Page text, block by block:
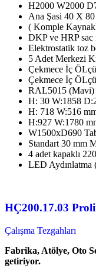
H2000 W2000
Ana Şasi 40 X
( Komple
DKP ve HRP sac
Elektrostatik toz
5 Adet Merkezi
Çekmece İç
Çekmece İç
RAL5015
H: 30 W:1858
H: 718 W:516
H:927 W:1780
W1500xD690
Standart 30 mm
4 adet kapaklı
LED Aydınlatma
HÇ200.17.03
Çalışma Tezgahları
Fabrika, Atölye, Oto
getiriyor.